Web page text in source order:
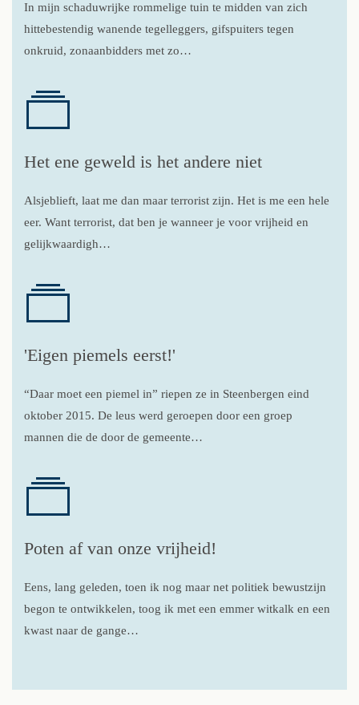
In mijn schaduwrijke rommelige tuin te midden van zich
hittebestendig wanende tegelleggers, gifspuiters tegen
onkruid, zonaanbidders met zo…
Het ene geweld is het andere niet
Alsjeblieft, laat me dan maar terrorist zijn. Het is me een hele
eer. Want terrorist, dat ben je wanneer je voor vrijheid en
gelijkwaardigh…
'Eigen piemels eerst!'
“Daar moet een piemel in” riepen ze in Steenbergen eind
oktober 2015. De leus werd geroepen door een groep
mannen die de door de gemeente…
Poten af van onze vrijheid!
Eens, lang geleden, toen ik nog maar net politiek bewustzijn
begon te ontwikkelen, toog ik met een emmer witkalk en een
kwast naar de gange…